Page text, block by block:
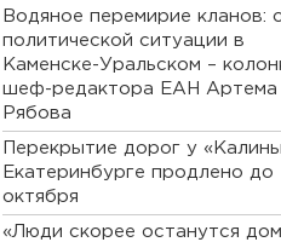
Водяное перемирие кланов:
политической ситуации в
Каменске-Уральском –
шеф-редактора ЕАН Артема
Рябова
Перекрытие дорог у
Екатеринбурге продлено до
октября
«Люди скорее останутся